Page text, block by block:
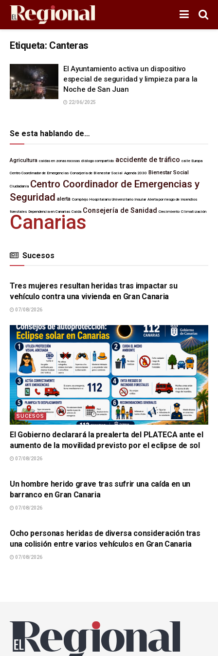
Etiqueta: Canteras
El Ayuntamiento activa un dispositivo
especial de seguridad y limpieza para la
Noche de San Juan
22/06/2025
Se esta hablando de…
Agricultura caídas en zonas rocosas diálogo compartido accidente de tráfico calle Europa
Centro Coordinador de Emergencias Consejería de Bienestar Social Agenda 2030 Bienestar Social
Ciudadanía Centro Coordinador de Emergencias y
Seguridad alerta Complejo Hospitalario Universitario Insular Alerta por riesgo de incendios
forestales Dependencia en Canarias Caída Consejería de Sanidad Crecimiento Climatización
Canarias
Sucesos
SUCESOS
Tres mujeres resultan heridas tras impactar su
vehículo contra una vivienda en Gran Canaria
07/08/2026
SUCESOS
El Gobierno declarará la prealerta del PLATECA ante el
aumento de la movilidad previsto por el eclipse de sol
07/08/2026
Un hombre herido grave tras sufrir una caída en un
barranco en Gran Canaria
07/08/2026
Ocho personas heridas de diversa consideración tras
una colisión entre varios vehículos en Gran Canaria
07/08/2026